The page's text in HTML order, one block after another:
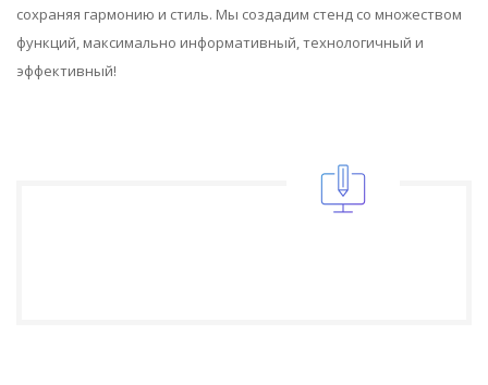
сохраняя гармонию и стиль. Мы создадим стенд со множеством
функций, максимально информативный, технологичный и
эффективный!